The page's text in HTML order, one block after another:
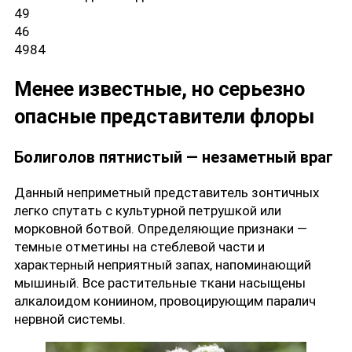
49
46
4984
Менее известные, но серьезно
опасные представители флоры
Болиголов пятнистый — незаметный враг
Данный неприметный представитель зонтичных
легко спутать с культурной петрушкой или
морковной ботвой. Определяющие признаки —
темные отметины на стеблевой части и
характерный неприятный запах, напоминающий
мышиный. Все растительные ткани насыщены
алкалоидом кониином, провоцирующим паралич
нервной системы.